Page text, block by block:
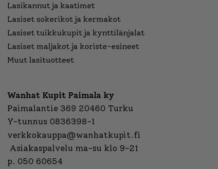
Lasikannut ja kaatimet
Lasiset sokerikot ja kermakot
Lasiset tuikkukupit ja kynttilänjalat
Lasiset maljakot ja koriste-esineet
Muut lasituotteet
Wanhat Kupit Paimala ky
Paimalantie 369 20460 Turku
Y-tunnus 0836398-1
verkkokauppa@wanhatkupit.fi
Asiakaspalvelu ma-su klo 9-21
p. 050 60654